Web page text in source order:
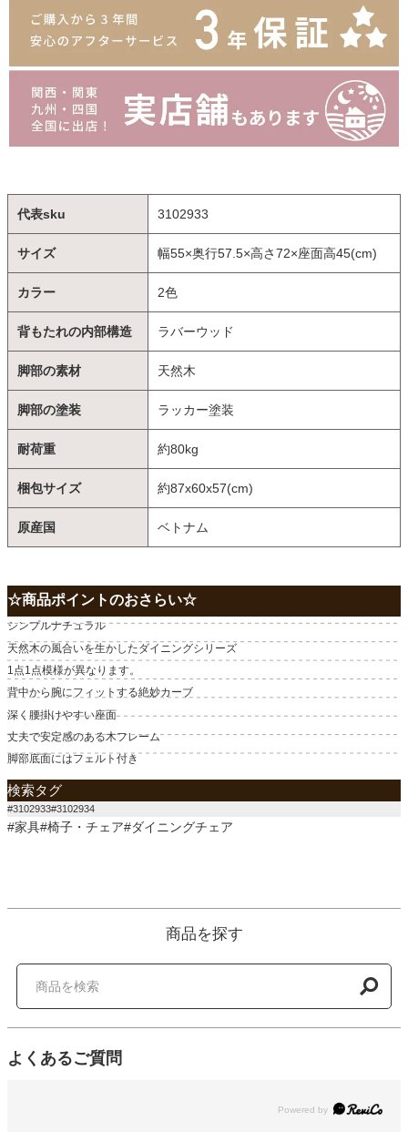
代表sku 3102933
サイズ 幅55×奥行57.5×高さ72×座面高45(cm)
カラー 2色
背もたれの内部構造 ラバーウッド
脚部の素材 天然木
脚部の塗装 ラッカー塗装
耐荷重 約80kg
梱包サイズ 約87x60x57(cm)
原産国 ベトナム
☆商品ポイントのおさらい☆
シンプルナチュラル
天然木の風合いを生かしたダイニングシリーズ
1点1点模様が異なります。
背中から腕にフィットする絶妙カーブ
深く腰掛けやすい座面
丈夫で安定感のある木フレーム
脚部底面にはフェルト付き
検索タグ
#3102933#3102934
#家具#椅子・チェア#ダイニングチェア
商品を探す
よくあるご質問
Powered by